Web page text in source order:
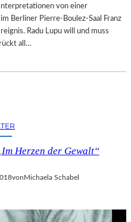
von einer
Berliner Pierre-Boulez-Saal Franz
Radu Lupu will und muss
all…
Herzen der Gewalt“
vonMichaela Schabel